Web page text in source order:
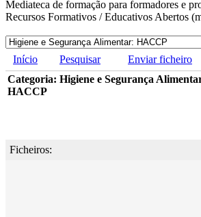
Mediateca de formação para formadores e
Recursos Formativos / Educativos Abertos
Início Pesquisar Enviar ficheiro
Categoria: Higiene e Segurança
HACCP
Ficheiros: